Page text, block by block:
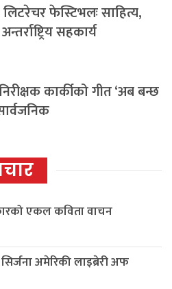
फेस्टिभलः साहित्य,
सहकार्य
कार्कीको गीत ‘अब बन्छ
एकल कविता वाचन
अमेरिकी लाइब्रेरी अफ